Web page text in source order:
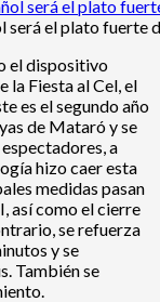
será el plato fuerte
el dispositivo
la Fiesta al Cel, el
es el segundo año
de Mataró y se
a
hizo caer esta
medidas pasan
así como el cierre
se refuerza
y se
También se